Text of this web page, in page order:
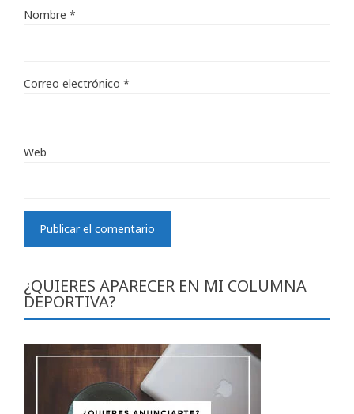
Nombre *
Correo electrónico *
Web
¿QUIERES APARECER EN MI COLUMNA
DEPORTIVA?